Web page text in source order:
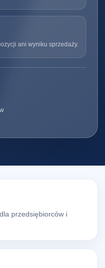
ani wyniku sprzedaży.
przedsiębiorców i